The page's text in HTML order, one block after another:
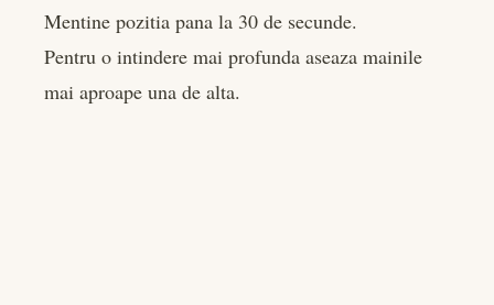
Mentine pozitia pana la 30 de secunde.
Pentru o intindere mai profunda aseaza mainile
mai aproape una de alta.